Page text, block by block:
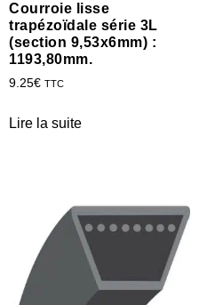
Courroie lisse
trapézoïdale série 3L
(section 9,53x6mm) :
1193,80mm.
9.25€ TTC
Lire la suite